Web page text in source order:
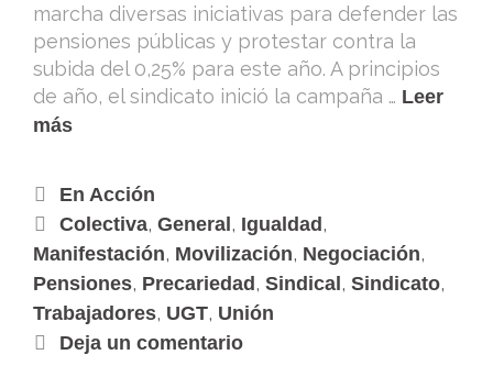
marcha diversas iniciativas para defender las
pensiones públicas y protestar contra la
subida del 0,25% para este año. A principios
de año, el sindicato inició la campaña … Leer
más
En Acción
Colectiva, General, Igualdad,
Manifestación, Movilización, Negociación,
Pensiones, Precariedad, Sindical, Sindicato,
Trabajadores, UGT, Unión
Deja un comentario